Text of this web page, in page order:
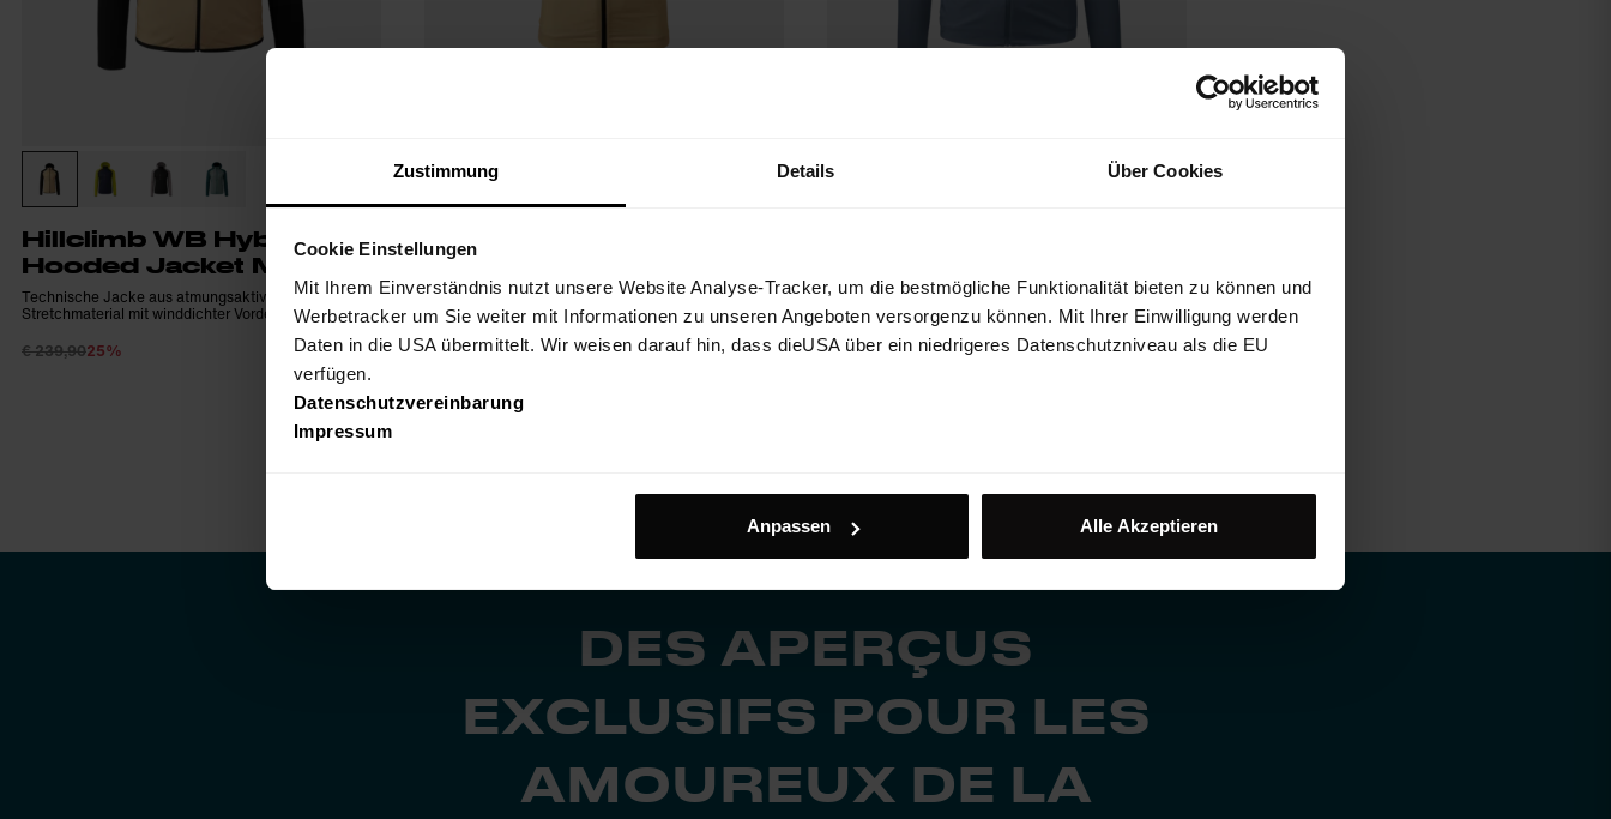
Zustimmung Details Über Cookies
Cookie Einstellungen
Mit Ihrem Einverständnis nutzt unsere Website Analyse-Tracker, um die bestmögliche Funktionalität bieten zu können und
Werbetracker um Sie weiter mit Informationen zu unseren Angeboten versorgenzu können. Mit Ihrer Einwilligung werden
Daten in die USA übermittelt. Wir weisen darauf hin, dass dieUSA über ein niedrigeres Datenschutzniveau als die EU
verfügen.
Datenschutzvereinbarung
Impressum
Anpassen Alle Akzeptieren
Hillclimb WB Hybrid
Hooded Jacket M
Technische Jacke aus atmungsaktivem
Stretchmaterial mit winddichter Vorderseite
€ 239,9025% € 179,93
Vest M
Herren-Hybridweste für windige Tage beim Running
und Biken
€ 199,9025% € 149,93
Dünne Windjacke für schweißtreibende
Wintersportarten wie Langlaufen und Skitourengehen
€ 259,9025% € 194,93
DES APERÇUS
EXCLUSIFS POUR LES
AMOUREUX DE LA